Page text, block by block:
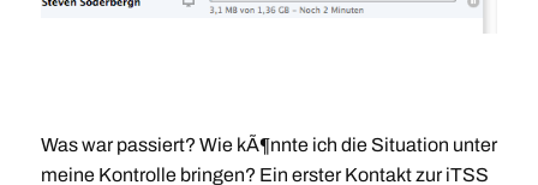
Was war passiert? Wie kÃ¶nnte ich die Situation unter
meine Kontrolle bringen? Ein erster Kontakt zur iTSS